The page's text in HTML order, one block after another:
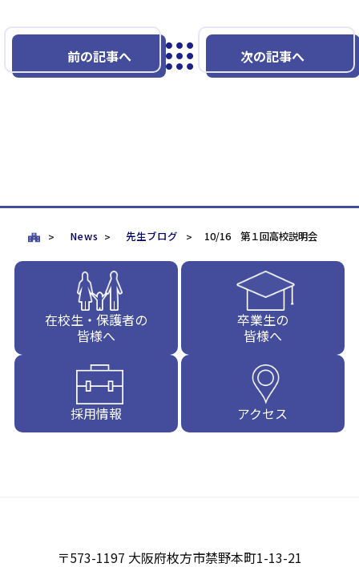
前の記事へ 次の記事へ
News 先生ブログ 10/16 第１回高校説明会
在校生・保護者の
皆様へ
卒業生の
皆様へ
採用情報 アクセス
〒573-1197 大阪府枚方市禁野本町1-13-21